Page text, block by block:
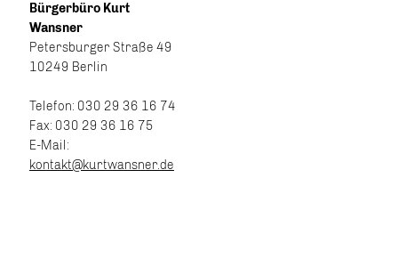
Bürgerbüro Kurt
Wansner
Petersburger Straße 49
10249 Berlin
Telefon: 030 29 36 16 74
Fax: 030 29 36 16 75
E-Mail:
kontakt@kurtwansner.de